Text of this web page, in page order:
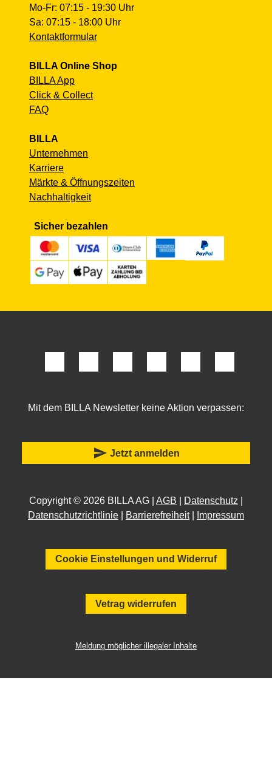
Mo-Fr: 07:15 - 19:30 Uhr
Sa: 07:15 - 18:00 Uhr
Kontaktformular
BILLA Online Shop
BILLA App
Click & Collect
FAQ
BILLA
Unternehmen
Karriere
Märkte & Öffnungszeiten
Nachhaltigkeit
Sicher bezahlen
Mit dem BILLA Newsletter keine Aktion verpassen:
send Jetzt anmelden
Copyright © 2026 BILLA AG | AGB Datenschutz
Datenschutzrichtlinie
Barrierefreiheit| Impressum
Cookie Einstellungen und Widerruf
Vetrag widerrufen
Meldung möglicher illegaler Inhalte